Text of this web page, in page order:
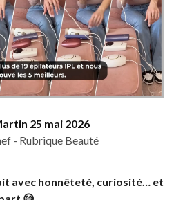
25 mai 2026
- Rubrique Beauté
avec honnêteté, curiosité… et